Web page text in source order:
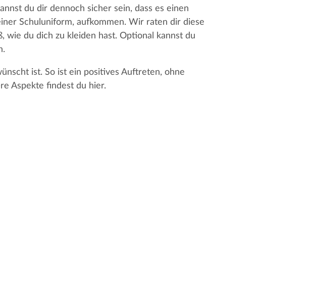
du dir dennoch sicher sein, dass es einen
Schuluniform, aufkommen. Wir raten dir diese
wie du dich zu kleiden hast. Optional kannst du
ist. So ist ein positives Auftreten, ohne
Aspekte findest du hier.